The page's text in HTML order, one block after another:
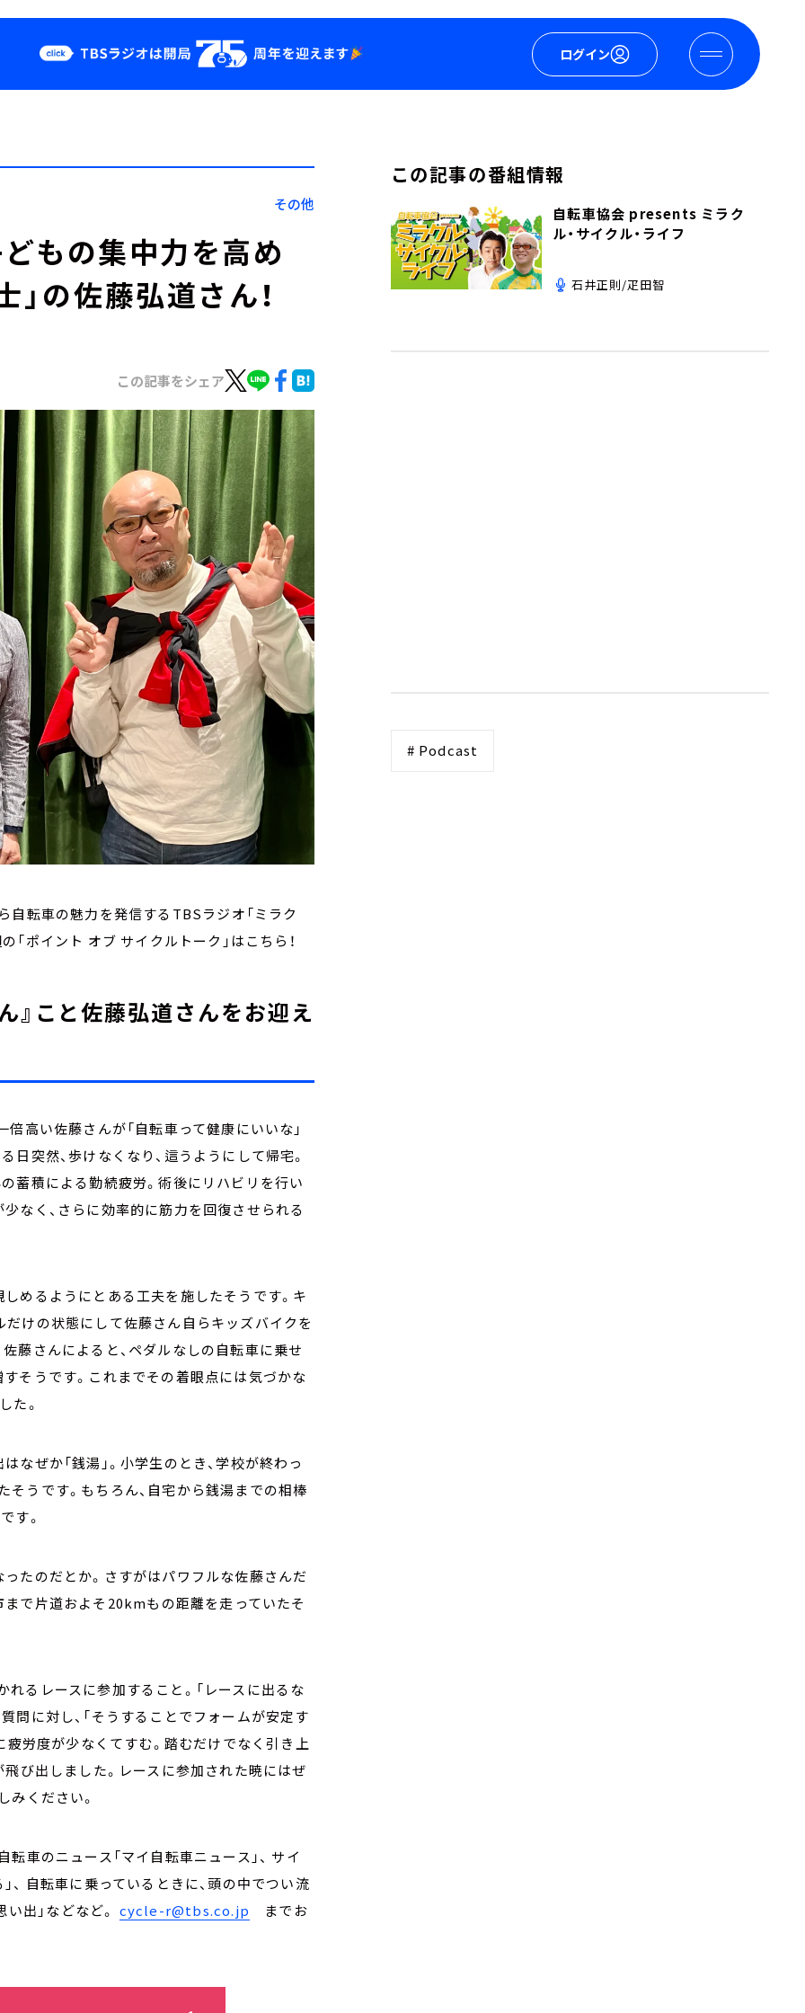
ログイン
YouTube
その他
もの集中力を高め
の佐藤弘道さん！
この記事をシェア
自転車の魅力を発信するTBSラジオ「ミラク
「ポイント オブ サイクルトーク」はこちら！
』こと佐藤弘道さんをお迎え
高い佐藤さんが「自転車って健康にいいな」
突然、歩けなくなり、這うようにして帰宅。
蓄積による勤続疲労。術後にリハビリを行い
なく、さらに効率的に筋力を回復させられる
めるようにとある工夫を施したそうです。キ
けの状態にして佐藤さん自らキッズバイクを
藤さんによると、ペダルなしの自転車に乗せ
そうです。これまでその着眼点には気づかな
た。
ぜか「銭湯」。小学生のとき、学校が終わっ
うです。もちろん、自宅から銭湯までの相棒
す。
たのだとか。さすがはパワフルな佐藤さんだ
で片道およそ20kmもの距離を走っていたそ
るレースに参加すること。「レースに出るな
問に対し、「そうすることでフォームが安定す
疲労度が少なくてすむ。踏むだけでなく引き上
飛び出しました。レースに参加された暁にはぜ
みください。
車のニュース「マイ自転車ニュース」、 サイ
、 自転車に乗っているときに、頭の中でつい流
出」などなど。 cycle-r@tbs.co.jp までお
この記事の番組情報
自転車協会 presents ミラク
ル・サイクル・ライフ
石井正則/疋田智
# Podcast